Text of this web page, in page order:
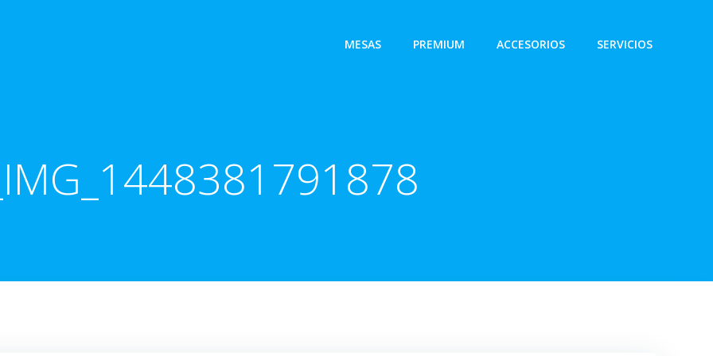
MESAS PREMIUM ACCESORIOS SERVICIOS